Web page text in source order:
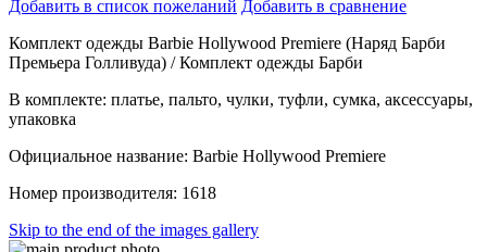
Добавить в список пожеланий Добавить в сравнение
Комплект одежды Barbie Hollywood Premiere (Наряд Барби
Премьера Голливуда) / Комплект одежды Барби
В комплекте: платье, пальто, чулки, туфли, сумка, аксессуары,
упаковка
Официальное название: Barbie Hollywood Premiere
Номер производителя: 1618
Skip to the end of the images gallery